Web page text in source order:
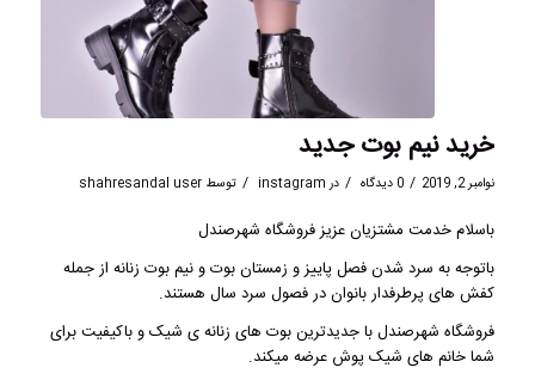
خرید نیم بوت جدید
نوامبر 2, 2019 / 0 دیدگاه / در instagram
/ توسط shahresandal user
باسلام خدمت مشتزیان عزیز فروشگاه شهرصندل
باتوجه به سرد شدن فصل پاییز و زمستانبوت و نیم بوت زنانهاز جمله
کفش های پرطرفدار بانوان در فصول سرد سال هستند.
فروشگاه شهرصندلبا جدیدترین بوت های زنانه ی شیک و باکیفیت برای
شما خانم های شیک پوش عرضه میکند.